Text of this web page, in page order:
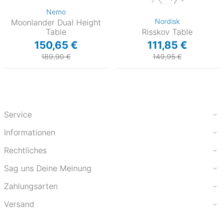
Nemo
Moonlander Dual Height
Table
150,65 €
189,90 €
Nordisk
Risskov Table
111,85 €
149,95 €
Service
Informationen
Rechtliches
Sag uns Deine Meinung
Zahlungsarten
Versand